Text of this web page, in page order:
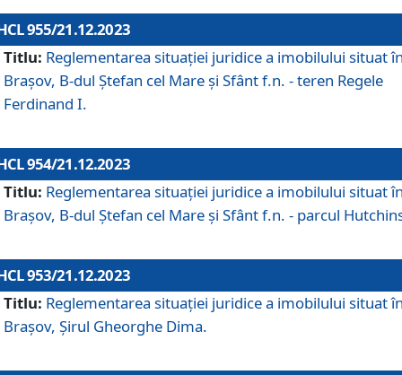
955/21.12.2023
Titlu: Reglementarea situației juridice a imobilului situat
Brașov, B-dul Ștefan cel Mare și Sfânt f.n. - teren Regele
Ferdinand I.
954/21.12.2023
Titlu: Reglementarea situației juridice a imobilului situat
Brașov, B-dul Ștefan cel Mare și Sfânt f.n. - parcul
953/21.12.2023
Titlu: Reglementarea situației juridice a imobilului situat
Brașov, Șirul Gheorghe Dima.